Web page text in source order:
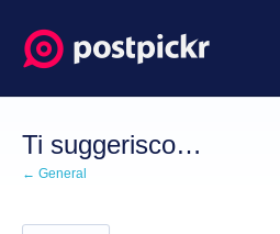
Salta
al
contenuto
Ti suggerisco…
← General